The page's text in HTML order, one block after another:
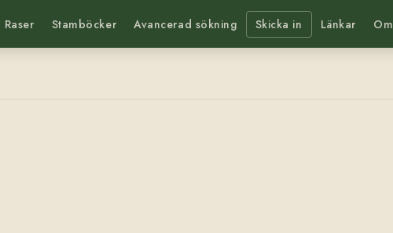
Raser Stamböcker Avancerad sökning Skicka in Länkar Om